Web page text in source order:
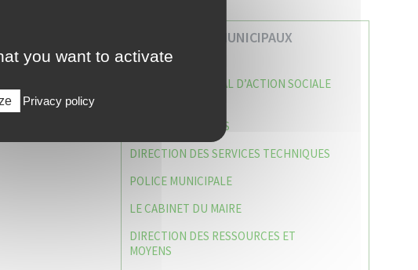
VOS SERVICES MUNICIPAUX
CENTRE COMMUNAL D’ACTION SOCIALE
CAISSE DES ÉCOLES
DIRECTION DES SERVICES TECHNIQUES
POLICE MUNICIPALE
LE CABINET DU MAIRE
DIRECTION DES RESSOURCES ET
MOYENS
you want to activate
Privacy policy